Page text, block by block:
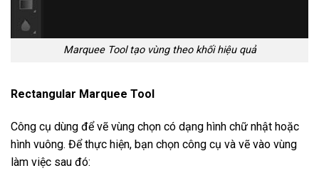
Marquee Tool tạo vùng theo khối hiệu quả
Rectangular Marquee Tool
Công cụ dùng để vẽ vùng chọn có dạng hình chữ nhật hoặc
hình vuông. Để thực hiện, bạn chọn công cụ và vẽ vào vùng
làm việc sau đó: